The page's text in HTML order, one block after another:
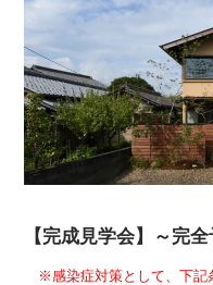
【完成見学会】～完
※感染症対策として、下記